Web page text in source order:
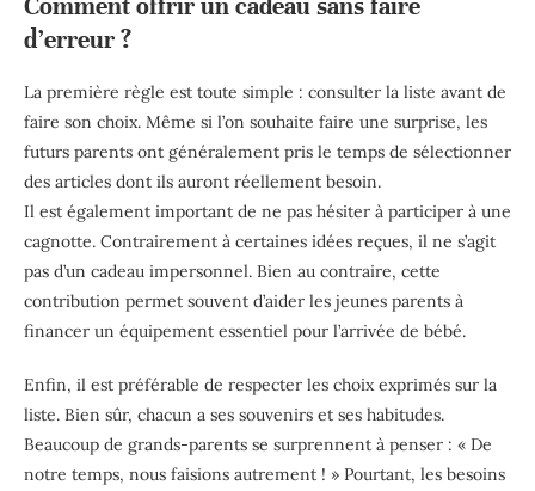
Comment offrir un cadeau sans faire
d’erreur ?
La première règle est toute simple : consulter la liste avant de
faire son choix. Même si l’on souhaite faire une surprise, les
futurs parents ont généralement pris le temps de sélectionner
des articles dont ils auront réellement besoin.
Il est également important de ne pas hésiter à participer à une
cagnotte. Contrairement à certaines idées reçues, il ne s’agit
pas d’un cadeau impersonnel. Bien au contraire, cette
contribution permet souvent d’aider les jeunes parents à
financer un équipement essentiel pour l’arrivée de bébé.
Enfin, il est préférable de respecter les choix exprimés sur la
liste. Bien sûr, chacun a ses souvenirs et ses habitudes.
Beaucoup de grands-parents se surprennent à penser : « De
notre temps, nous faisions autrement ! » Pourtant, les besoins